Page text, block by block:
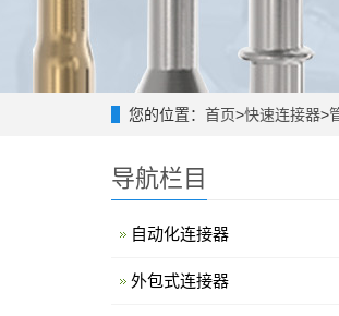
您的位置： 首页>快速连接器>
导航栏目
自动化连接器
外包式连接器